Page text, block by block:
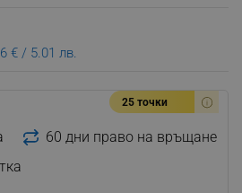
€ / 5.01 лв.
25 точки
60 дни право на връщане